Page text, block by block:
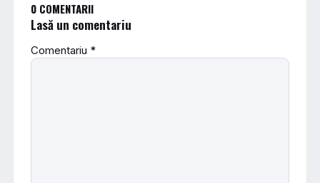
0 COMENTARII
Lasă un comentariu
Comentariu *